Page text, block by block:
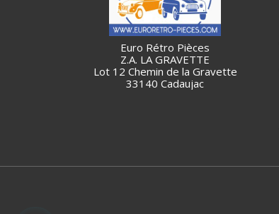
Euro Rétro Pièces
Z.A. LA GRAVETTE
Lot 12 Chemin de la Gravette
33140 Cadaujac